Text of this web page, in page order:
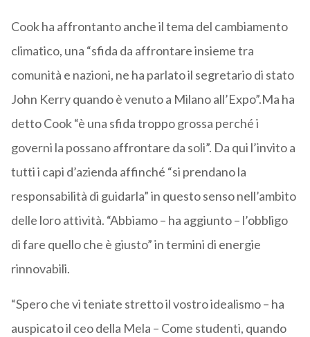
Cook ha affrontanto anche il tema del cambiamento
climatico, una “sfida da affrontare insieme tra
comunità e nazioni, ne ha parlato il segretario di stato
John Kerry quando è venuto a Milano all’Expo”.Ma ha
detto Cook “è una sfida troppo grossa perché i
governi la possano affrontare da soli”. Da qui l’invito a
tutti i capi d’azienda affinché “si prendano la
responsabilità di guidarla” in questo senso nell’ambito
delle loro attività. “Abbiamo – ha aggiunto – l’obbligo
di fare quello che è giusto” in termini di energie
rinnovabili.
“Spero che vi teniate stretto il vostro idealismo – ha
auspicato il ceo della Mela – Come studenti, quando